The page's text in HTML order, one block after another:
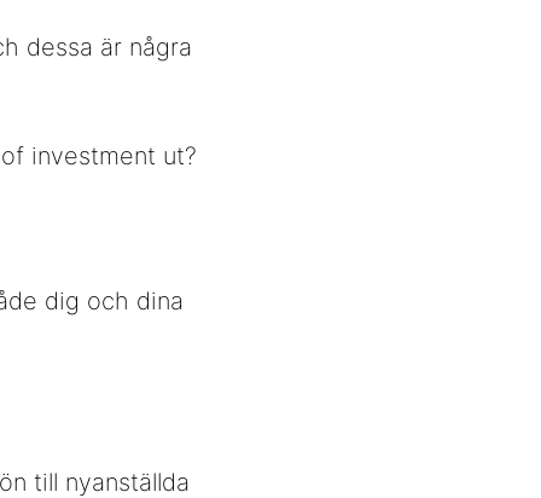
dessa är några
investment ut?
dig och dina
till nyanställda